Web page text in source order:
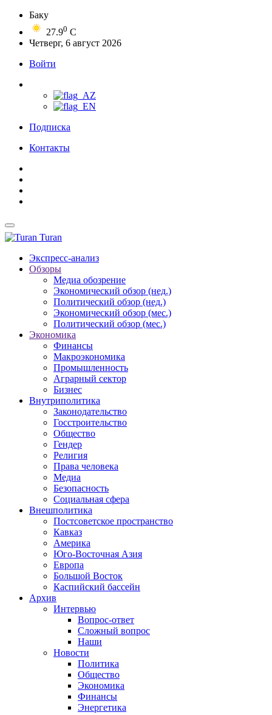
Баку
27.90 C
Четверг, 6 август 2026
Войти
Подписка
Контакты
Turan
Экспресс-анализ
Обзоры
Медиа обозрение
Экономический обзор (нед.)
Политический обзор (нед.)
Экономический обзор (мес.)
Политический обзор (мес.)
Экономика
Финансы
Макроэкономика
Промышленность
Аграрный сектор
Бизнес
Внутриполитика
Законодательство
Госстроительство
Общество
Гендер
Религия
Права человека
Медиа
Безопасность
Социальная сфера
Внешполитика
Постсоветское пространство
Кавказ
Америка
Юго-Восточная Азия
Европа
Большой Восток
Каспийский бассейн
Архив
Интервью
Вопрос-ответ
Сложный вопрос
Наши
Новости
Политика
Общество
Экономика
Финансы
Энергетика